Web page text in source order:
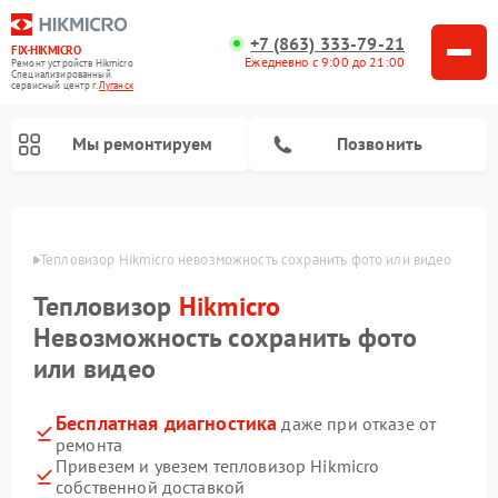
FIX-HIKMICRO
Ремонт устройств Hikmicro
Специализированный
cервисный центр г.Луганск
+7 (863) 333-79-21
Ежедневно с 9:00 до 21:00
Мы ремонтируем Позвонить
Тепловизор Hikmicro невозможность сохранить фото или видео
Тепловизор Hikmicro
Невозможность сохранить фото
или видео
Бесплатная диагностика даже при отказе от
ремонта
Привезем и увезем тепловизор Hikmicro
собственной доставкой